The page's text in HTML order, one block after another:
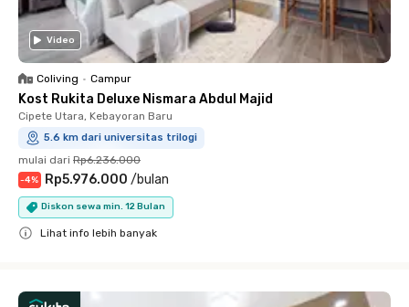
Video
Coliving • Campur
Kost Rukita Deluxe Nismara Abdul Majid
Cipete Utara, Kebayoran Baru
5.6 km dari universitas trilogi
mulai dari Rp6.236.000
-4% Rp5.976.000 /bulan
Diskon sewa min. 12 Bulan
Lihat info lebih banyak